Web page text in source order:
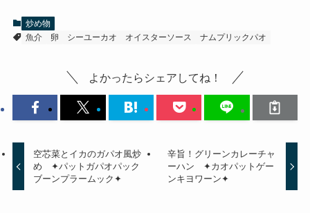
炒め物
魚介
卵 シーユーカオ オイスターソース ナムプリックパオ
よかったらシェアしてね！
空芯菜とイカのガパオ風炒
め ✦パットガパオパック
ブーンプラームック✦
辛旨！グリーンカレーチャ
ーハン ✦カオパットゲー
ンキヨワーン✦